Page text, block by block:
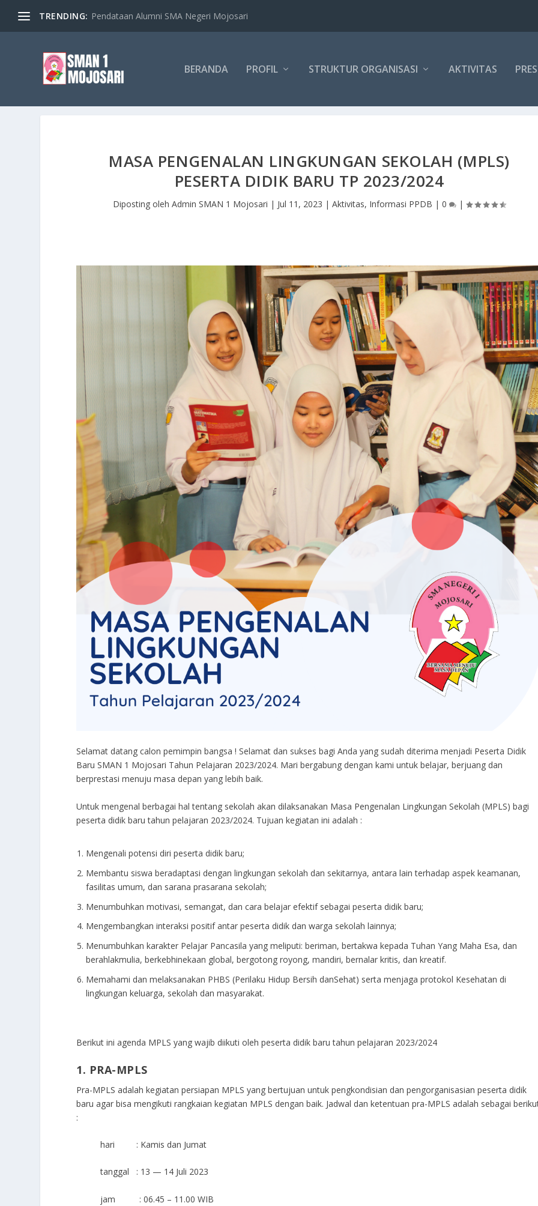
TRENDING: Pendataan Alumni SMA Negeri Mojosari
BERANDA PROFIL STRUKTUR ORGANISASI AKTIVITAS
MASA PENGENALAN LINGKUNGAN SEKOLAH (MPLS)
PESERTA DIDIK BARU TP 2023/2024
Diposting oleh Admin SMAN 1 Mojosari | Jul 11, 2023 | Aktivitas, Informasi PPDB | 0 |
Selamat datang calon pemimpin bangsa ! Selamat dan sukses bagi Anda yang sudah diterima menjadi Peserta Didik
Baru SMAN 1 Mojosari Tahun Pelajaran 2023/2024. Mari bergabung dengan kami untuk belajar, berjuang dan
berprestasi menuju masa depan yang lebih baik.
Untuk mengenal berbagai hal tentang sekolah akan dilaksanakan Masa Pengenalan Lingkungan Sekolah (MPLS) bagi
peserta didik baru tahun pelajaran 2023/2024. Tujuan kegiatan ini adalah :
Mengenali potensi diri peserta didik baru;
Membantu siswa beradaptasi dengan lingkungan sekolah dan sekitarnya, antara lain terhadap aspek keamanan,
fasilitas umum, dan sarana prasarana sekolah;
Menumbuhkan motivasi, semangat, dan cara belajar efektif sebagai peserta didik baru;
Mengembangkan interaksi positif antar peserta didik dan warga sekolah lainnya;
Menumbuhkan karakter Pelajar Pancasila yang meliputi: beriman, bertakwa kepada Tuhan Yang Maha Esa, dan
berahlakmulia, berkebhinekaan global, bergotong royong, mandiri, bernalar kritis, dan kreatif.
Memahami dan melaksanakan PHBS (Perilaku Hidup Bersih danSehat) serta menjaga protokol Kesehatan di
lingkungan keluarga, sekolah dan masyarakat.
Berikut ini agenda MPLS yang wajib diikuti oleh peserta didik baru tahun pelajaran 2023/2024
1. PRA-MPLS
Pra-MPLS adalah kegiatan persiapan MPLS yang bertujuan untuk pengkondisian dan pengorganisasian peserta didik
baru agar bisa mengikuti rangkaian kegiatan MPLS dengan baik. Jadwal dan ketentuan pra-MPLS adalah sebagai
:
hari : Kamis dan Jumat
tanggal : 13 — 14 Juli 2023
jam : 06.45 – 11.00 WIB